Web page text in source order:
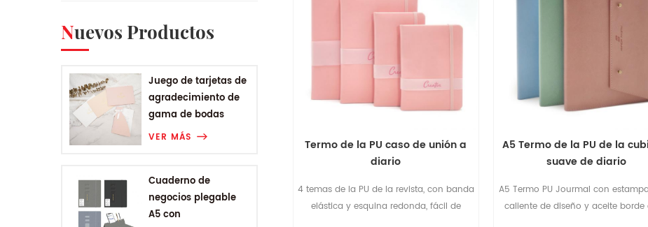
Nuevos Productos
Juego de tarjetas de
agradecimiento de
gama de bodas
VER MÁS
Cuaderno de
negocios plegable
A5 con
Termo de la PU caso de unión a
diario
4 temas de la PU de la revista, con banda
elástica y esquina redonda, fácil de
A5 Termo de la PU de la
suave de diario
A5 Termo PU Jourmal con
caliente de diseño y aceite borde